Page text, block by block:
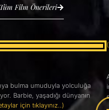
Tüm Film Önerileri
bulma umuduyla yolculuğa
Barbie, yaşadığı dünyanın
için tıklayınız..)